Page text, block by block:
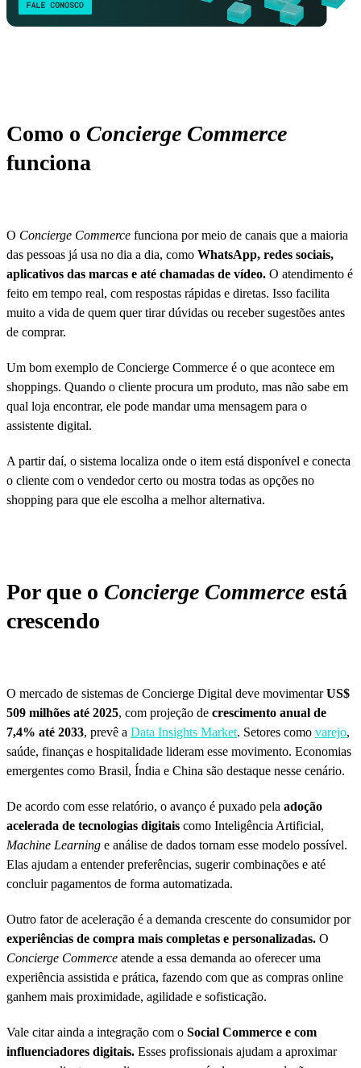
Como o Concierge Commerce
funciona
O Concierge Commerce funciona por meio de canais que a maioria
das pessoas já usa no dia a dia, como WhatsApp, redes sociais,
aplicativos das marcas e até chamadas de vídeo. O atendimento é
feito em tempo real, com respostas rápidas e diretas. Isso facilita
muito a vida de quem quer tirar dúvidas ou receber sugestões antes
de comprar.
Um bom exemplo de Concierge Commerce é o que acontece em
shoppings. Quando o cliente procura um produto, mas não sabe em
qual loja encontrar, ele pode mandar uma mensagem para o
assistente digital.
A partir daí, o sistema localiza onde o item está disponível e conecta
o cliente com o vendedor certo ou mostra todas as opções no
shopping para que ele escolha a melhor alternativa.
Por que o Concierge Commerce está
crescendo
O mercado de sistemas de Concierge Digital deve movimentarUS$
509 milhões até 2025, com projeção de crescimento anual de
7,4% até 2033, prevê a Data Insights Market. Setores como varejo,
saúde, finanças e hospitalidade lideram esse movimento. Economias
emergentes como Brasil, Índia e China são destaque nesse cenário.
De acordo com esse relatório, o avanço é puxado pela adoção
acelerada de tecnologias digitais como Inteligência Artificial,
Machine Learning e análise de dados tornam esse modelo possível.
Elas ajudam a entender preferências, sugerir combinações e até
concluir pagamentos de forma automatizada.
Outro fator de aceleração é a demanda crescente do consumidor por
experiências de compra mais completas e personalizadas. O
Concierge Commerce atende a essa demanda ao oferecer uma
experiência assistida e prática, fazendo com que as compras online
ganhem mais proximidade, agilidade e sofisticação.
Vale citar ainda a integração com o Social Commerce e com
influenciadores digitais. Esses profissionais ajudam a aproximar